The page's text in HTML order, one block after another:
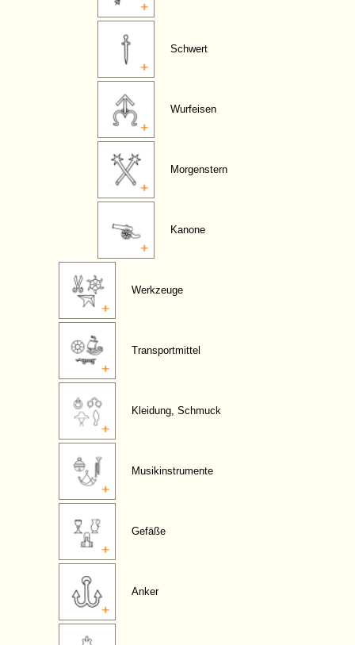
Schwert
Wurfeisen
Morgenstern
Kanone
Werkzeuge
Transportmittel
Kleidung, Schmuck
Musikinstrumente
Gefäße
Anker